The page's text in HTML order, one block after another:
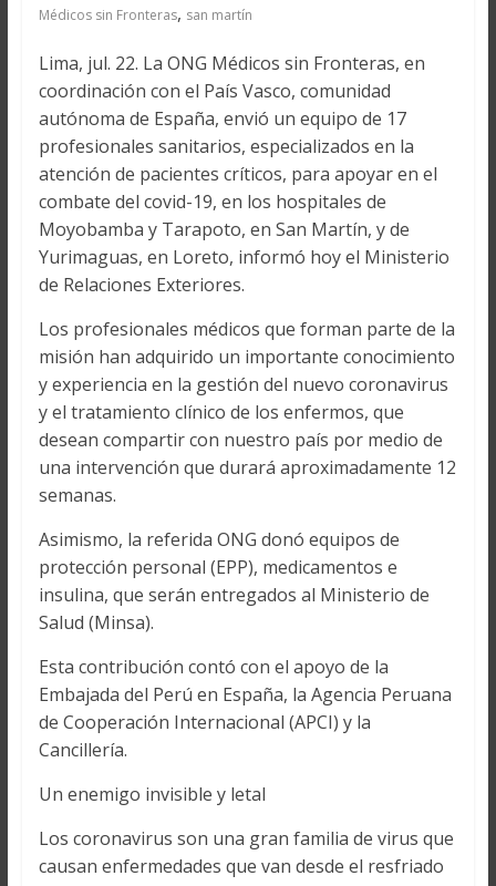
Médicos sin Fronteras, san martín
Lima, jul. 22. La ONG Médicos sin Fronteras, en
coordinación con el País Vasco, comunidad
autónoma de España, envió un equipo de 17
profesionales sanitarios, especializados en la
atención de pacientes críticos, para apoyar en el
combate del covid-19, en los hospitales de
Moyobamba y Tarapoto, en San Martín, y de
Yurimaguas, en Loreto, informó hoy el Ministerio
de Relaciones Exteriores.
Los profesionales médicos que forman parte de la
misión han adquirido un importante conocimiento
y experiencia en la gestión del nuevo coronavirus
y el tratamiento clínico de los enfermos, que
desean compartir con nuestro país por medio de
una intervención que durará aproximadamente 12
semanas.
Asimismo, la referida ONG donó equipos de
protección personal (EPP), medicamentos e
insulina, que serán entregados al Ministerio de
Salud (Minsa).
Esta contribución contó con el apoyo de la
Embajada del Perú en España, la Agencia Peruana
de Cooperación Internacional (APCI) y la
Cancillería.
Un enemigo invisible y letal
Los coronavirus son una gran familia de virus que
causan enfermedades que van desde el resfriado